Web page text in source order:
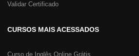
Validar Certificado
CURSOS MAIS ACESSADOS
Curso de Inglês Online Grátis